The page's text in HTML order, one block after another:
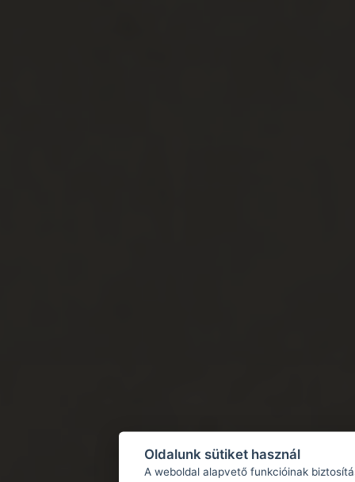
Oldalunk sütiket használ
A weboldal alapvető funkcióinak